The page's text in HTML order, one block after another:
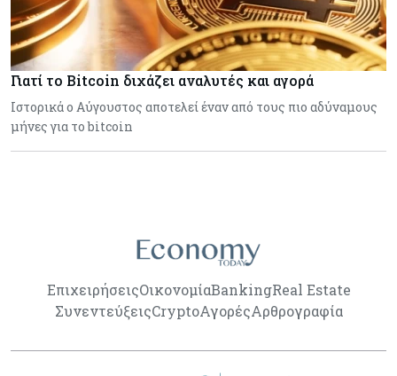
Γιατί το Bitcoin διχάζει αναλυτές και αγορά
Ιστορικά ο Αύγουστος αποτελεί έναν από τους πιο αδύναμους
μήνες για το bitcoin
ΕπιχειρήσειςΟικονομίαBankingReal Estate
ΣυνεντεύξειςCryptoΑγορέςΑρθρογραφία